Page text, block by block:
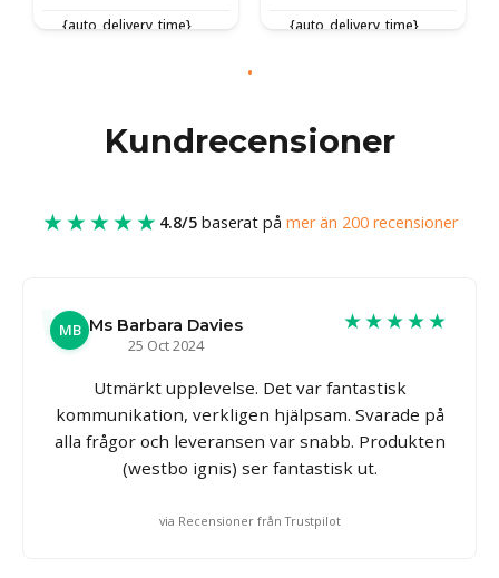
{auto_delivery_time} {auto_delivery_time}
Kundrecensioner
★★★★★ 4.8/5baserat på mer än 200 recensioner
MB Ms Barbara Davies
25 Oct 2024
★★★★★
Utmärkt upplevelse. Det var fantastisk
kommunikation, verkligen hjälpsam. Svarade på
alla frågor och leveransen var snabb. Produkten
(westbo ignis) ser fantastisk ut.
via Recensioner från Trustpilot